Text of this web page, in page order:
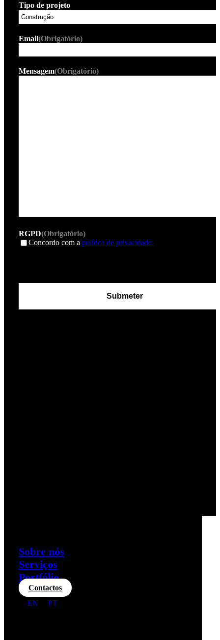
Tipo de projeto
Email(Obrigatório)
Mensagem(Obrigatório)
RGPD(Obrigatório)
Concordo com a política de privacidade.
Sobre nós
Serviços
Portfólio
Contactos
EN
PT